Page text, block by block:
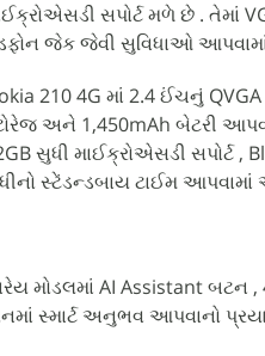
સપોર્ટ મળે છે . તેમાં
જેક જેવી સુવિધાઓ
210 4G માં 2.4 ઈંચનું
અને 1,450mAh બેટરી
સુધી માઈક્રોએસડી સપોર્ટ ,
સ્ટેંડન્ડબાય ટાઈમ આપવામાં
મોડલમાં AI Assistant બટન ,
સ્માર્ટ અનુભવ આપવાનો